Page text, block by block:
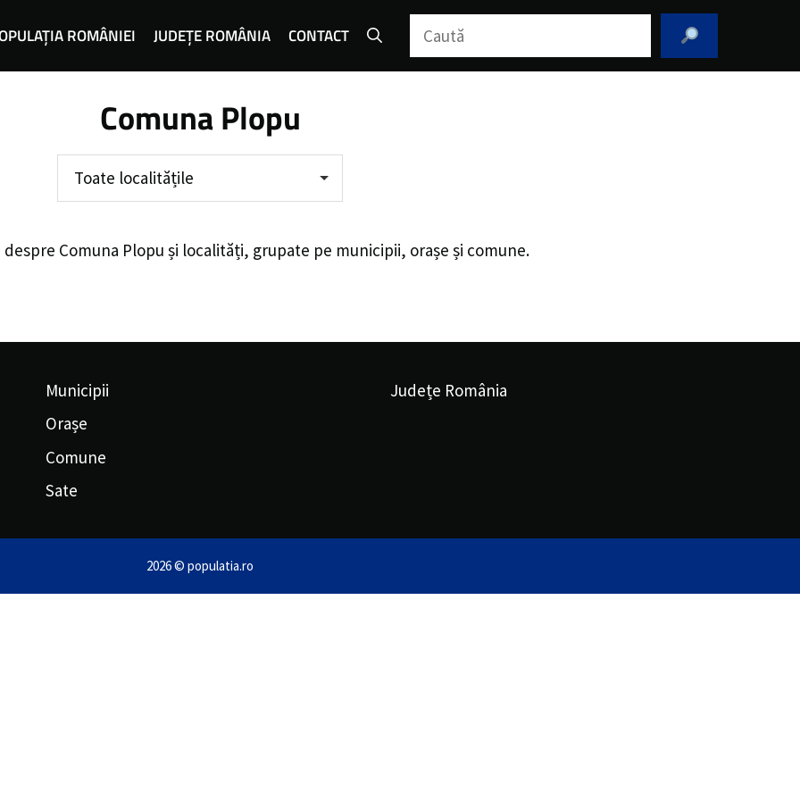
ROMÂNIEI JUDEȚE ROMÂNIA CONTACT Caută
Comuna Plopu
Toate localitățile
despre Comuna Plopu și localități, grupate pe municipii, orașe și comune.
Municipii
Orașe
Comune
Sate
Județe România
2026 © populatia.ro